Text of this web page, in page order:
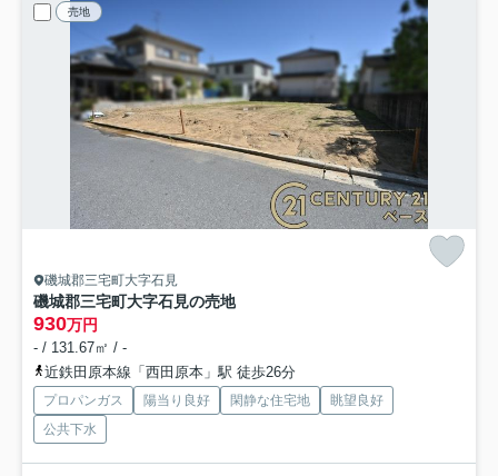
売地
磯城郡三宅町大字石見
磯城郡三宅町大字石見の売地
930万円
- / 131.67㎡ / -
近鉄田原本線「西田原本」駅 徒歩26分
プロパンガス 陽当り良好 閑静な住宅地
眺望良好
公共下水